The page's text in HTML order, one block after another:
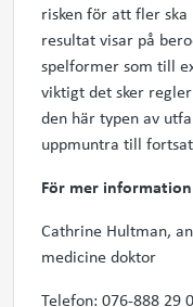
risken för att fler
resultat visar på
spelformer som till
viktigt det sker
den här typen av
uppmuntra till
För mer
Cathrine Hultman,
medicine doktor
Telefon: 076-888 29